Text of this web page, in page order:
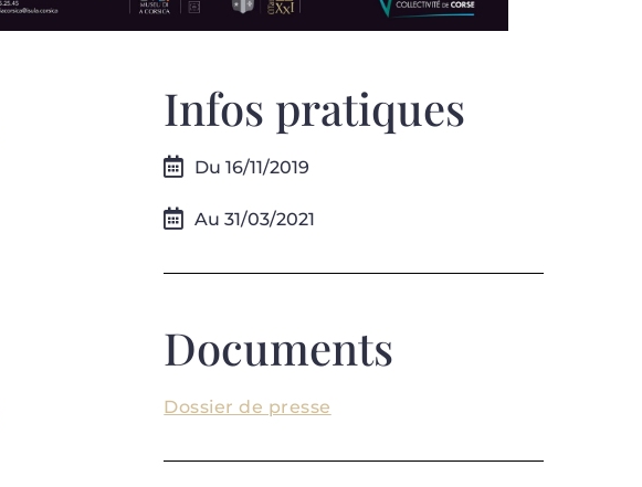
Infos pratiques
Du 16/11/2019
Au 31/03/2021
Documents
Dossier de presse